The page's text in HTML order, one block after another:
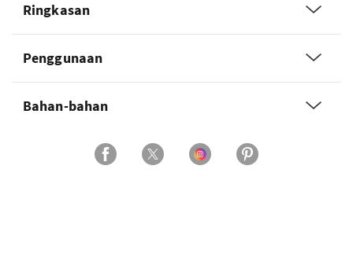
Ringkasan
Penggunaan
Bahan-bahan